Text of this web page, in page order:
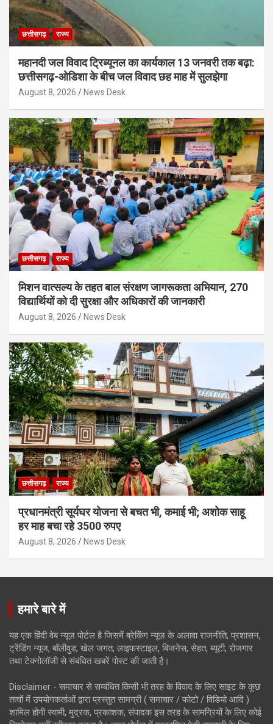
छत्तीसगढ़ राज्य
महानदी जल विवाद ट्रिब्यूनल का कार्यकाल 13 जनवरी तक बढ़ा:
छत्तीसगढ़-ओडिशा के बीच जल विवाद छह माह में सुलझेगा
August 8, 2026 News Desk
छत्तीसगढ़ राज्य
मिशन वात्सल्य के तहत बाल संरक्षण जागरूकता अभियान, 270
विद्यार्थियों को दी सुरक्षा और अधिकारों की जानकारी
August 8, 2026 News Desk
छत्तीसगढ़ राज्य
प्रधानमंत्री सूर्यघर योजना से बचत भी, कमाई भी; अशोक साहू
हर माह बचा रहे 3500 रुपए
August 8, 2026 News Desk
हमारे बारे में
यह एक हिंदी वेब न्यूज़ पोर्टल है जिसमें ब्रेकिंग न्यूज़ के अलावा राजनीति, प्रशासन,
ट्रेंडिंग न्यूज, बॉलीवुड, खेल जगत, लाइफस्टाइल, बिजनेस, सेहत, ब्यूटी, रोजगार
तथा टेक्नोलॉजी से संबंधित खबरें पोस्ट की जाती है।
Disclaimer - समाचार से सम्बंधित किसी भी तरह के विवाद के लिए साइट के कुछ
तत्वों में उपयोगकर्ताओं द्वारा प्रस्तुत सामग्री ( समाचार / फोटो / विडियो आदि )
शामिल होगी स्वामी, मुद्रक, प्रकाशक, संपादक इस तरह के सामग्रियों के लिए कोई